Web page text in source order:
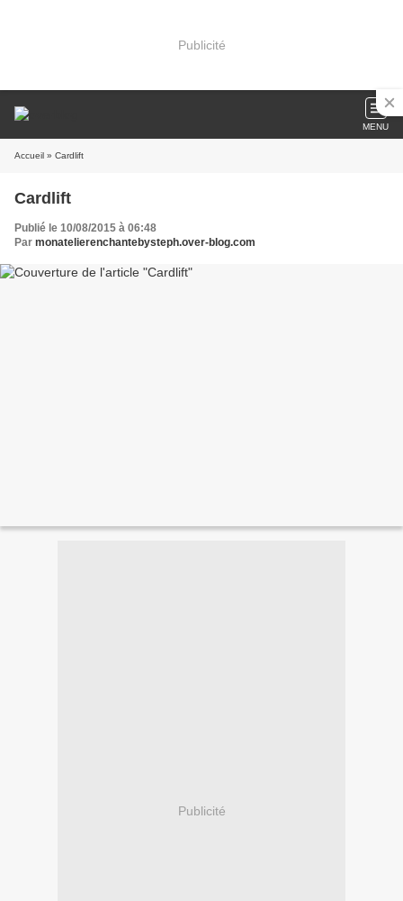
Publicité
MENU
Accueil » Cardlift
Cardlift
Publié le 10/08/2015 à 06:48
Par monatelierenchantebysteph.over-blog.com
Publicité